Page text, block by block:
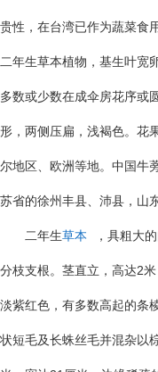
贵性，在台湾已作为蔬菜食
二年生草本植物，基生叶宽
多数或少数在成伞房花序或
形，两侧压扁，浅褐色。花
尔地区、欧洲等地。中国牛
苏省的徐州丰县、沛县，山
二年生草本 ，具粗大
分枝支根。茎直立，高达2
淡紫红色，有多数高起的条
状短毛及长蛛丝毛并混杂以